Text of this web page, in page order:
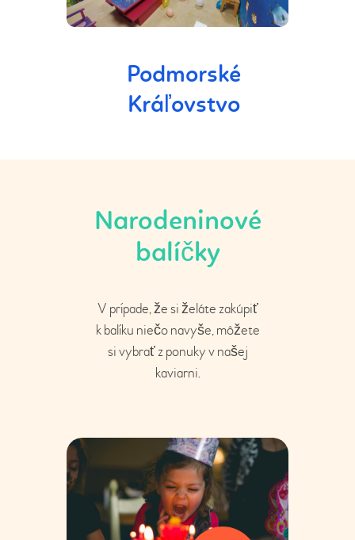
Podmorské
Kráľovstvo
Narodeninové
balíčky
V prípade, že si želáte zakúpiť
k balíku niečo navyše, môžete
si vybrať z ponuky v našej
kaviarni.